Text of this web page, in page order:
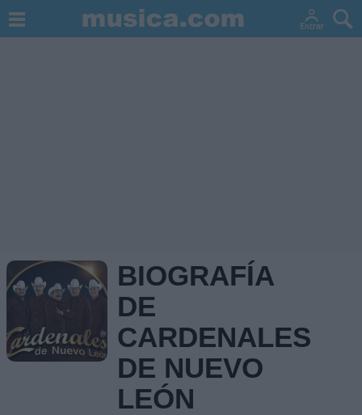
BIOGRAFÍA
DE
CARDENALES
DE NUEVO
LEÓN